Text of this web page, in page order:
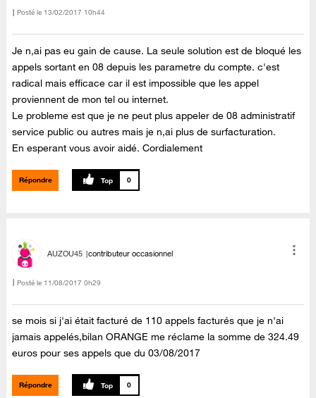
Posté le ‎13/02/2017 10h44
Je n,ai pas eu gain de cause. La seule solution est de bloqué les
appels sortant en 08 depuis les parametre du compte. c'est
radical mais efficace car il est impossible que les appel
proviennent de mon tel ou internet.
Le probleme est que je ne peut plus appeler de 08 administratif
service public ou autres mais je n,ai plus de surfacturation.
En esperant vous avoir aidé. Cordialement
Répondre 0
AUZOU45 contributeur occasionnel
Posté le ‎11/08/2017 0h29
se mois si j'ai était facturé de 110 appels facturés que je n'ai
jamais appelés,bilan ORANGE me réclame la somme de 324.49
euros pour ses appels que du 03/08/2017
Répondre 0